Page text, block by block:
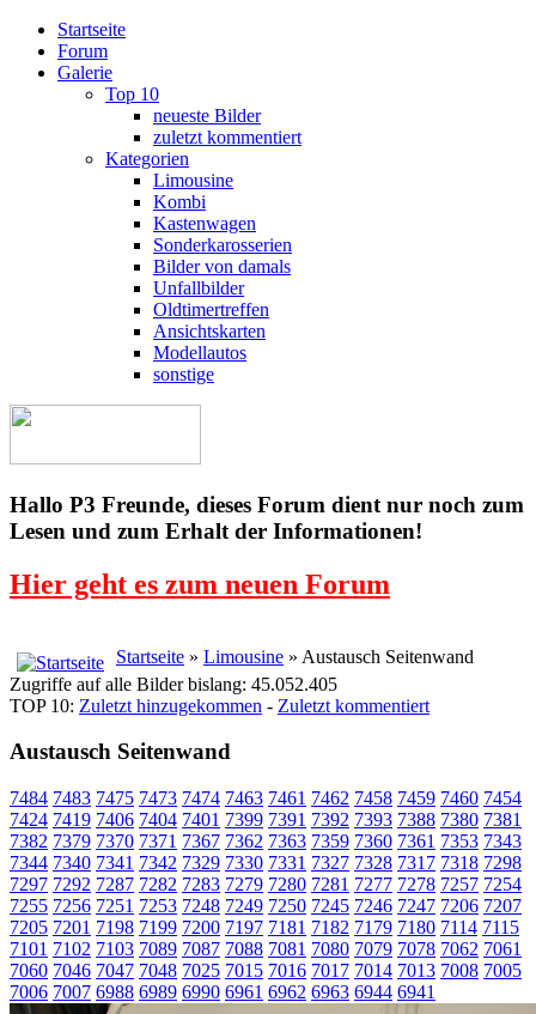
Startseite
Forum
Galerie
Top 10
neueste Bilder
zuletzt kommentiert
Kategorien
Limousine
Kombi
Kastenwagen
Sonderkarosserien
Bilder von damals
Unfallbilder
Oldtimertreffen
Ansichtskarten
Modellautos
sonstige
Hallo P3 Freunde, dieses Forum dient nur noch zum
Lesen und zum Erhalt der Informationen!
Hier geht es zum neuen Forum
Startseite » Limousine » Austausch Seitenwand
Zugriffe auf alle Bilder bislang: 45.052.405
TOP 10: Zuletzt hinzugekommen - Zuletzt kommentiert
Austausch Seitenwand
7484 7483 7475 7473 7474 7463 7461 7462 7458 7459 7460 7454
7424 7419 7406 7404 7401 7399 7391 7392 7393 7388 7380 7381
7382 7379 7370 7371 7367 7362 7363 7359 7360 7361 7353 7343
7344 7340 7341 7342 7329 7330 7331 7327 7328 7317 7318 7298
7297 7292 7287 7282 7283 7279 7280 7281 7277 7278 7257 7254
7255 7256 7251 7253 7248 7249 7250 7245 7246 7247 7206 7207
7205 7201 7198 7199 7200 7197 7181 7182 7179 7180 7114 7115
7101 7102 7103 7089 7087 7088 7081 7080 7079 7078 7062 7061
7060 7046 7047 7048 7025 7015 7016 7017 7014 7013 7008 7005
7006 7007 6988 6989 6990 6961 6962 6963 6944 6941